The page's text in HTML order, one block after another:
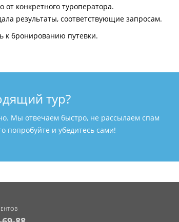
конкретного туроператора.
результаты, соответствующие запросам.
к бронированию путевки.
тур?
Мы отвечаем быстро, не рассылаем спам
попробуйте и убедитесь сами!